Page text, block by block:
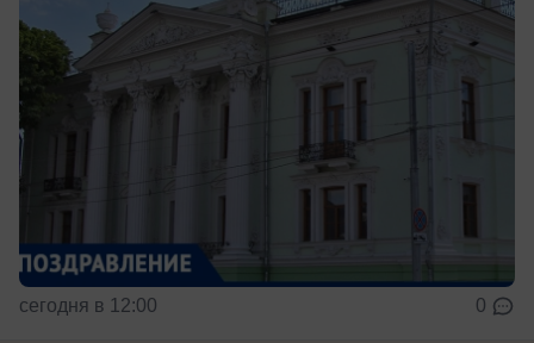
сегодня в 12:00 0